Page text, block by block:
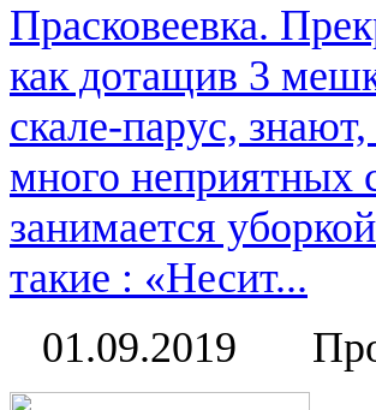
Прасковеевка.
как дотащив 3
скале-парус,
много неприятных
занимается
такие : «Несит...
01.09.2019